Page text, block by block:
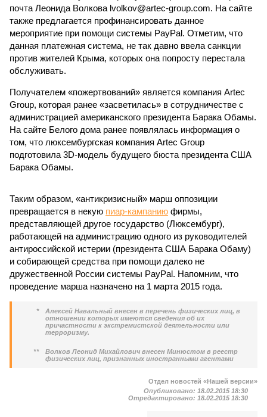
почта Леонида Волкова lvolkov@artec-group.com. На сайте
также предлагается профинансировать данное
мероприятие при помощи системы PayPal. Отметим, что
данная платежная система, не так давно ввела санкции
против жителей Крыма, которых она попросту перестала
обслуживать.
Получателем «пожертвований» является компания Artec
Group, которая ранее «засветилась» в сотрудничестве с
администрацией американского президента Барака Обамы.
На сайте Белого дома ранее появлялась информация о
том, что люксембургская компания Artec Group
подготовила 3D-модель будущего бюста президента США
Барака Обамы.
Таким образом, «антикризисный» марш оппозиции
превращается в некую пиар-кампанию фирмы,
представляющей другое государство (Люксембург),
работающей на администрацию одного из руководителей
антироссийской истерии (президента США Барака Обаму)
и собирающей средства при помощи далеко не
дружественной России системы PayPal. Напомним, что
проведение марша назначено на 1 марта 2015 года.
*
Алексей Навальный внесен в перечень физических лиц, в
отношении которых имеются сведения об их
причастности к экстремистской деятельности или
терроризму.
**
Волков Леонид Михайлович внесен Минюстом в реестр
физических лиц, признанных иностранными агентами
Отдел новостей «Нашей версии»
Опубликовано: 18.02.2015 18:30
Отредактировано: 18.02.2015 18:30